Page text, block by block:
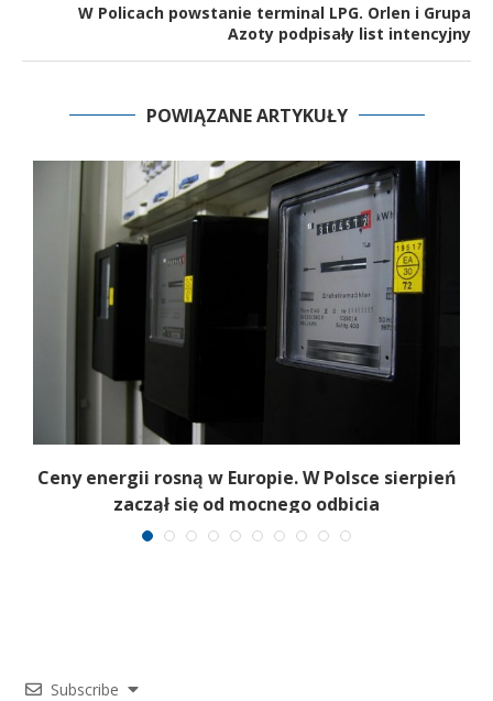
W Policach powstanie terminal LPG. Orlen i Grupa
Azoty podpisały list intencyjny
POWIĄZANE ARTYKUŁY
Ceny energii rosną w Europie. W Polsce sierpień
zaczął się od mocnego odbicia
Subscribe